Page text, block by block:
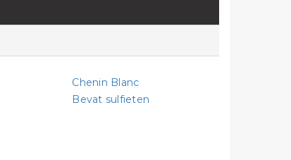
Chenin Blanc
Bevat sulfieten